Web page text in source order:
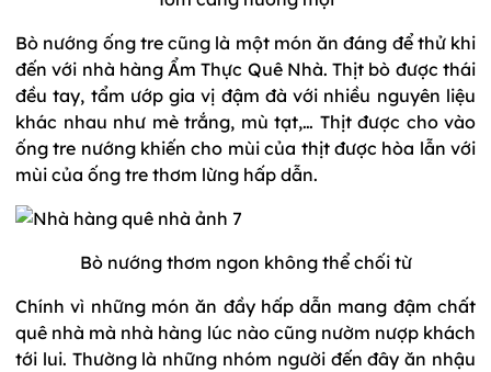
Bò nướng ống tre cũng là một món ăn đáng để thử khi
đến với nhà hàng Ẩm Thực Quê Nhà. Thịt bò được thái
đều tay, tẩm ướp gia vị đậm đà với nhiều nguyên liệu
khác nhau như mè trắng, mù tạt,… Thịt được cho vào
ống tre nướng khiến cho mùi của thịt được hòa lẫn với
mùi của ống tre thơm lừng hấp dẫn.
Bò nướng thơm ngon không thể chối từ
Chính vì những món ăn đầy hấp dẫn mang đậm chất
quê nhà mà nhà hàng lúc nào cũng nườm nượp khách
tới lui. Thường là những nhóm người đến đây ăn nhậu